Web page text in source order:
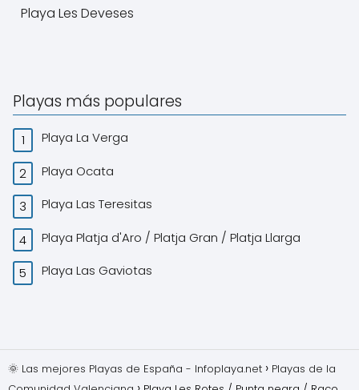
Playa Les Deveses
Playas más populares
Playa La Verga
Playa Ocata
Playa Las Teresitas
Playa Platja d'Aro / Platja Gran / Platja Llarga
Playa Las Gaviotas
🌞 Las mejores Playas de España - Infoplaya.net
Playas de la